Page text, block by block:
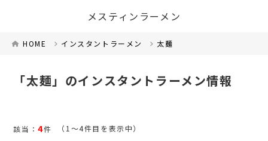
メスティンラーメン
HOME インスタントラーメン 太麺
「太麺」のインスタントラーメン情報
該当：4件 （1～4件目を表示中）